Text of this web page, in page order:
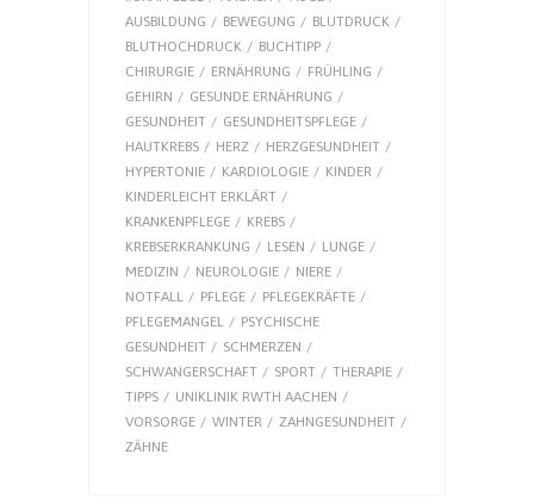
AUSBILDUNG
BEWEGUNG
BLUTDRUCK
BLUTHOCHDRUCK
BUCHTIPP
CHIRURGIE
ERNÄHRUNG
FRÜHLING
GEHIRN
GESUNDE ERNÄHRUNG
GESUNDHEIT
GESUNDHEITSPFLEGE
HAUTKREBS
HERZ
HERZGESUNDHEIT
HYPERTONIE
KARDIOLOGIE
KINDER
KINDERLEICHT ERKLÄRT
KRANKENPFLEGE
KREBS
KREBSERKRANKUNG
LESEN
LUNGE
MEDIZIN
NEUROLOGIE
NIERE
NOTFALL
PFLEGE
PFLEGEKRÄFTE
PFLEGEMANGEL
PSYCHISCHE
GESUNDHEIT
SCHMERZEN
SCHWANGERSCHAFT
SPORT
THERAPIE
TIPPS
UNIKLINIK RWTH AACHEN
VORSORGE
WINTER
ZAHNGESUNDHEIT
ZÄHNE